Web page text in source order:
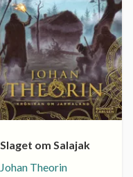
Slaget om Salajak
Johan Theorin